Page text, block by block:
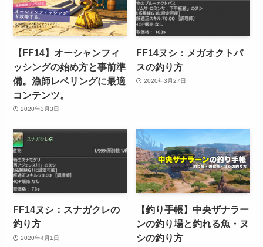
【FF14】オーシャンフィ
ッシングの始め方と事前準
備。漁師レベリングに最適
コンテンツ。
2020年3月3日
FF14ヌシ：メガオクトパ
スの釣り方
2020年3月27日
FF14ヌシ：スナガクレの
釣り方
2020年4月1日
【釣り手帳】中央ザナラー
ンの釣り場と釣れる魚・ヌ
シの釣り方